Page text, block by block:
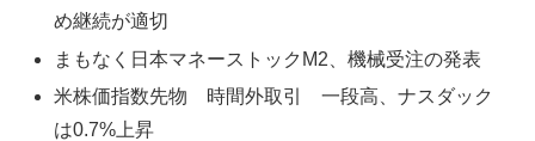
め継続が適切
まもなく日本マネーストックM2、機械受注の発表
米株価指数先物 時間外取引 一段高、ナスダック
は0.7%上昇